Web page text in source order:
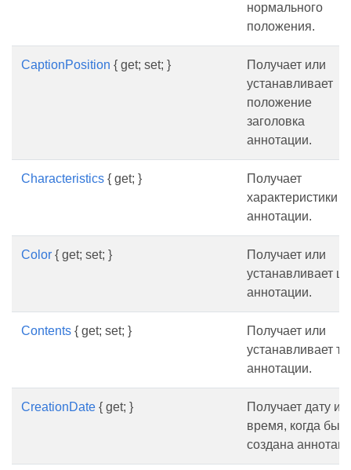
нормального
положения.
CaptionPosition { get; set; }
Получает или
устанавливает
положение
заголовка
аннотации.
Characteristics { get; }
Получает
характеристики
аннотации.
Color { get; set; }
Получает или
устанавливает
аннотации.
Contents { get; set; }
Получает или
устанавливает
аннотации.
CreationDate { get; }
Получает дату и
время, когда
создана